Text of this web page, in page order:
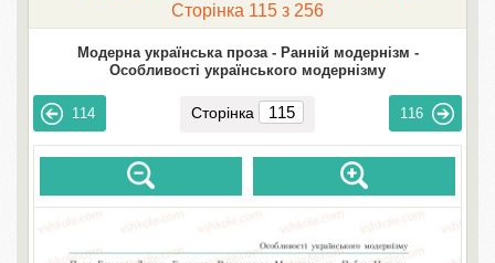
Сторінка 115 з 256
Модерна українська проза - Ранній модернізм -
Особливості українського модернізму
114 Сторінка 116